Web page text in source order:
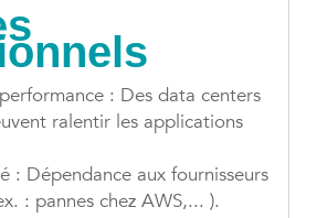
: Des data centers
ralentir les applications
: Dépendance aux fournisseurs
: pannes chez AWS,... ).